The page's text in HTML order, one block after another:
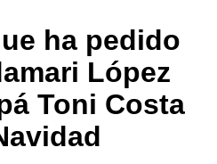
ha pedido
López
Toni Costa